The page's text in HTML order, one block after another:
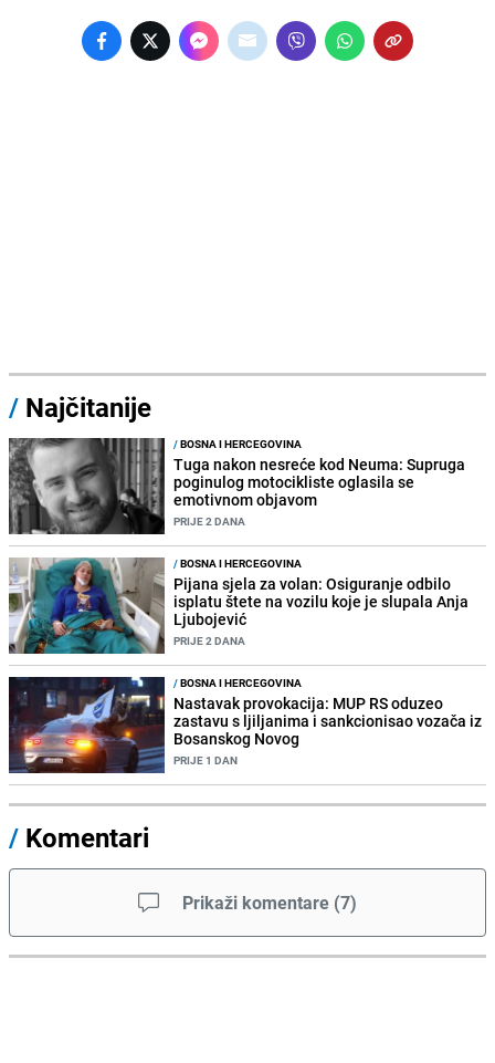
/ Najčitanije
/BOSNA I HERCEGOVINA
Tuga nakon nesreće kod Neuma: Supruga
poginulog motocikliste oglasila se
emotivnom objavom
PRIJE 2 DANA
/BOSNA I HERCEGOVINA
Pijana sjela za volan: Osiguranje odbilo
isplatu štete na vozilu koje je slupala Anja
Ljubojević
PRIJE 2 DANA
/BOSNA I HERCEGOVINA
Nastavak provokacija: MUP RS oduzeo
zastavu s ljiljanima i sankcionisao vozača iz
Bosanskog Novog
PRIJE 1 DAN
/ Komentari
Prikaži komentare (7)